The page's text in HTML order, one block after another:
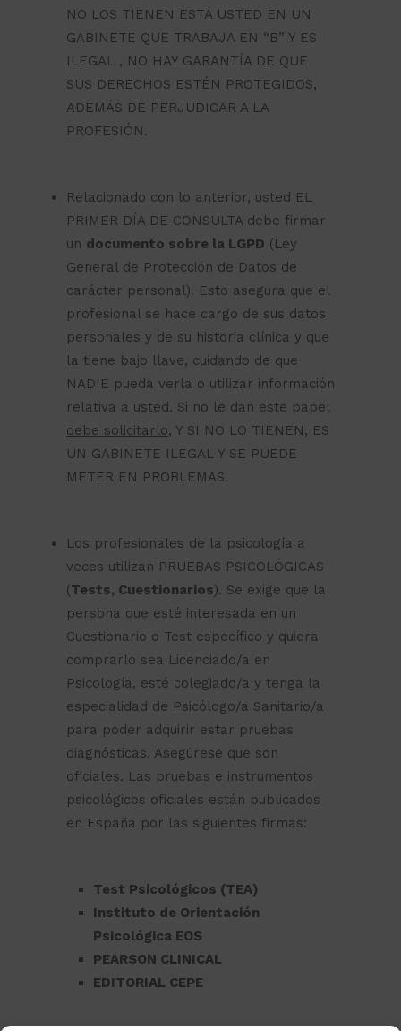
NO LOS TIENEN ESTÁ USTED EN UN
GABINETE QUE TRABAJA EN “B” Y ES
ILEGAL , NO HAY GARANTÍA DE QUE
SUS DERECHOS ESTÉN PROTEGIDOS,
ADEMÁS DE PERJUDICAR A LA
PROFESIÓN.
Relacionado con lo anterior, usted EL
PRIMER DÍA DE CONSULTA debe firmar
un documento sobre la LGPD (Ley
General de Protección de Datos de
carácter personal). Esto asegura que el
profesional se hace cargo de sus datos
personales y de su historia clínica y que
la tiene bajo llave, cuidando de que
NADIE pueda verla o utilizar información
relativa a usted. Si no le dan este papel
debe solicitarlo, Y SI NO LO TIENEN, ES
UN GABINETE ILEGAL Y SE PUEDE
METER EN PROBLEMAS.
Los profesionales de la psicología a
veces utilizan PRUEBAS PSICOLÓGICAS
(Tests, Cuestionarios). Se exige que la
persona que esté interesada en un
Cuestionario o Test específico y quiera
comprarlo sea Licenciado/a en
Psicología, esté colegiado/a y tenga la
especialidad de Psicólogo/a Sanitario/a
para poder adquirir estar pruebas
diagnósticas. Asegúrese que son
oficiales. Las pruebas e instrumentos
psicológicos oficiales están publicados
en España por las siguientes firmas:
Test Psicológicos (TEA)
Instituto de Orientación
Psicológica EOS
PEARSON CLINICAL
EDITORIAL CEPE